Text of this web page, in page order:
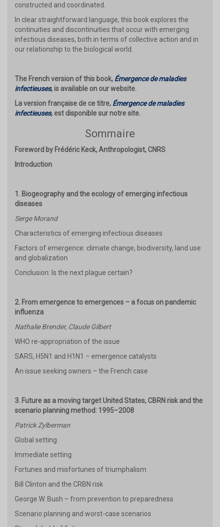
constructed and coordinated.
In clear straightforward language, this book explores the
continuities and discontinuities that occur with emerging
infectious diseases, both in terms of collective action and in
our relationship to the biological world.
The French version of this book, Émergence de maladies
infectieuses, is available on our website.
La version française de ce titre, Émergence de maladies
infectieuses, est disponible sur notre site.
Sommaire
Foreword by Frédéric Keck, Anthropologist, CNRS
Introduction
1. Biogeography and the ecology of emerging infectious
diseases
Serge Morand
Characteristics of emerging infectious diseases
Factors of emergence: climate change, biodiversity, land use
and globalization
Conclusion: Is the next plague certain?
2. From emergence to emergences – a focus on pandemic
influenza
Nathalie Brender, Claude Gilbert
WHO re-appropriation of the issue
SARS, H5N1 and H1N1 – emergence catalysts
An issue seeking owners – the French case
3. Future as a moving target United States, CBRN risk and the
scenario planning method: 1995–2008
Patrick Zylberman
Global setting
Immediate setting
Fortunes and misfortunes of triumphalism
Bill Clinton and the CRBN risk
George W. Bush – from prevention to preparedness
Scenario planning and worst-case scenarios